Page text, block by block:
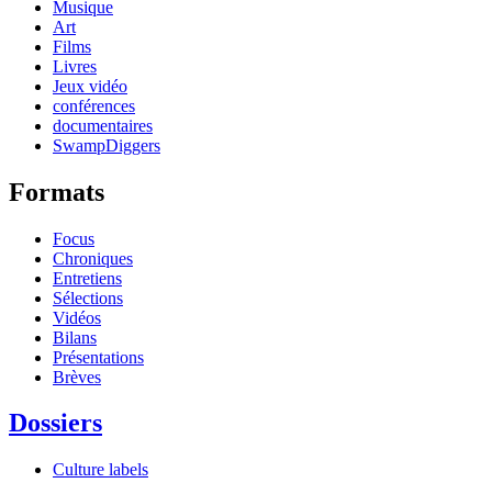
Musique
Art
Films
Livres
Jeux vidéo
conférences
documentaires
SwampDiggers
Formats
Focus
Chroniques
Entretiens
Sélections
Vidéos
Bilans
Présentations
Brèves
Dossiers
Culture labels